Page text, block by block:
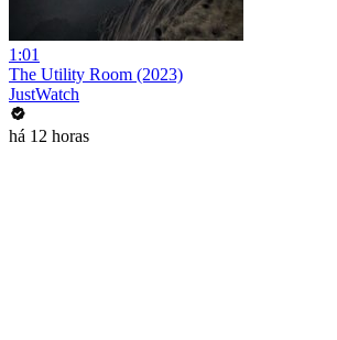
1:01
The Utility Room (2023)
JustWatch
há 12 horas